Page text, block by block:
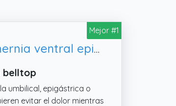
Mejor #1
Banda de hernia umbilical. Faja umbilical hombre y mujer. Cinturón para hernia ventral epigástrica e incisional. Faja diastasis abdominal hombre con soporte para el ombligo (L/XL)
belltop
umbilical, epigástrica o
evitar el dolor mientras